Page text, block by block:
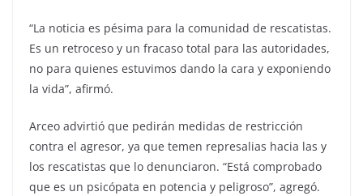
“La noticia es pésima para la comunidad de rescatistas.
Es un retroceso y un fracaso total para las autoridades,
no para quienes estuvimos dando la cara y exponiendo
la vida”, afirmó.
Arceo advirtió que pedirán medidas de restricción
contra el agresor, ya que temen represalias hacia las y
los rescatistas que lo denunciaron. “Está comprobado
que es un psicópata en potencia y peligroso”, agregó.